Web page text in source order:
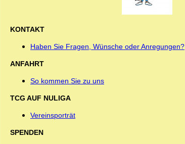
KONTAKT
Haben Sie Fragen, Wünsche oder Anregungen?
ANFAHRT
So kommen Sie zu uns
TCG AUF NULIGA
Vereinsporträt
SPENDEN